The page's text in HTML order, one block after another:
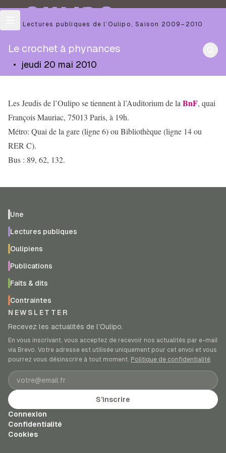
OULIPO
Les Lectures publiques de l’Oulipo ,Saison 2009–2010
Le crochet à phynances
• jeudi 20 mai 2010
Les Jeudis de l’Oulipo se tiennent à l’Auditorium de la BnF, quai
François Mauriac, 75013 Paris, à 19h.
Métro: Quai de la gare (ligne 6) ou Bibliothèque (ligne 14 ou
RER C).
Bus : 89, 62, 132.
Une
Lectures publiques
Oulipiens
Publications
Faits & dits
Contraintes
NEWSLETTER
Recevez les actualités de l’Oulipo.
En vous inscrivant, vous acceptez de recevoir nos actualités par e-mail
via Brevo. Votre adresse est utilisée uniquement pour cet envoi et vous
pourrez vous désinscrire à tout moment. Politique de confidentialité.
Adresse e-mail
S’inscrire
Connexion
Confidentialité
Cookies